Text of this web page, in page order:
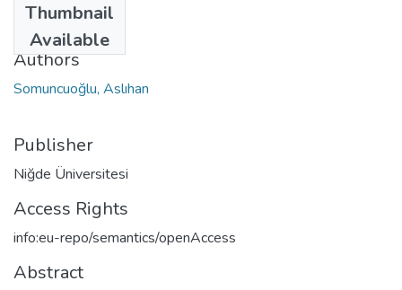
Thumbnail
Available
2001
Authors
Somuncuoğlu, Aslıhan
Publisher
Niğde Üniversitesi
Access Rights
info:eu-repo/semantics/openAccess
Abstract